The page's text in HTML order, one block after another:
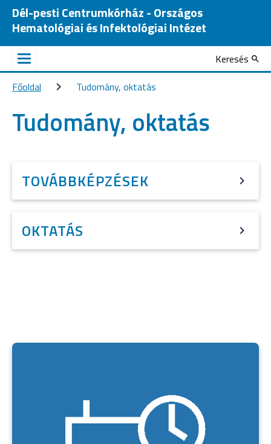
Dél-pesti Centrumkórház - Országos
Hematológiai és Infektológiai Intézet
Keresés
Főoldal
Tudomány, oktatás
Tudomány, oktatás
TOVÁBBKÉPZÉSEK
OKTATÁS